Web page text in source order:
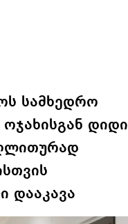
სამხედრო
დიდი
დააკავა